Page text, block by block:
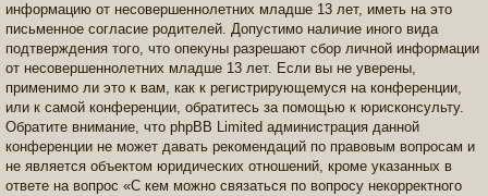
информацию от несовершеннолетних младше 13 лет, иметь на это
письменное согласие родителей. Допустимо наличие иного вида
подтверждения того, что опекуны разрешают сбор личной информации
от несовершеннолетних младше 13 лет. Если вы не уверены,
применимо ли это к вам, как к регистрирующемуся на конференции,
или к самой конференции, обратитесь за помощью к юрисконсульту.
Обратите внимание, что phpBB Limited администрация данной
конференции не может давать рекомендаций по правовым вопросам и
не является объектом юридических отношений, кроме указанных в
ответе на вопрос «С кем можно связаться по вопросу некорректного